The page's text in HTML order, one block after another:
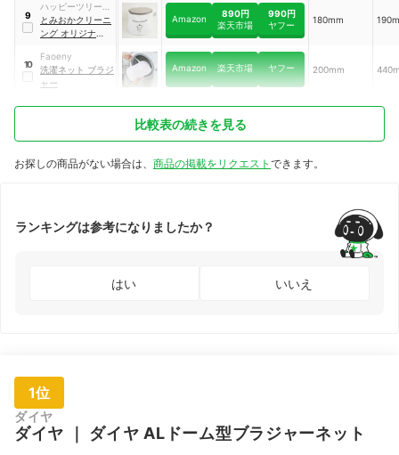
9
ハッピーツリー・
アンド・カンパニ
ー
とみおかクリーニ
ング オリジナル
Amazon
890円
楽天市場
990円
ヤフー
180mm
10
Faoeny
洗濯ネット ブラジ
ャー
Amazon 楽天市場 ヤフー 200mm
比較表の続きを見る
お探しの商品がない場合は、 商品の掲載をリクエスト できます。
ランキングは参考になりましたか？
はい いいえ
1位
ダイヤ
ダイヤ ダイヤ ALドーム型ブラジャーネット